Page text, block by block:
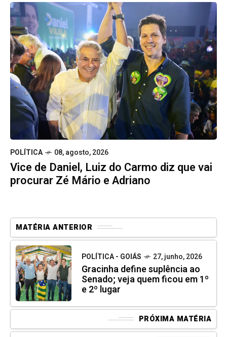
POLÍTICA 08, agosto, 2026
Vice de Daniel, Luiz do Carmo diz que vai
procurar Zé Mário e Adriano
MATÉRIA ANTERIOR
POLÍTICA - GOIÁS 27, junho, 2026
Gracinha define suplência ao
Senado; veja quem ficou em 1º
e 2º lugar
PRÓXIMA MATÉRIA